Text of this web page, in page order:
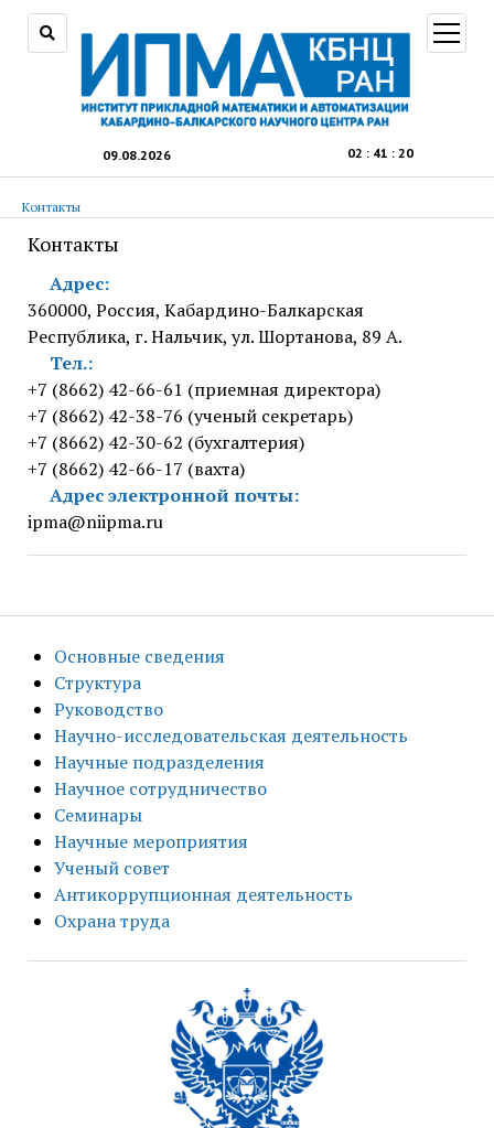
09.08.2026 02 : 41 : 21
меню
Основные сведения
Структура
Руководство
Научно-исследовательская деятельность
Научные подразделения
Научное сотрудничество
Семинары
Научные мероприятия
Ученый совет
Антикоррупционная деятельность
Охрана труда
Контакты
Контакты
Адрес:
360000, Россия, Кабардино-Балкарская
Республика, г. Нальчик, ул. Шортанова, 89 А.
Тел.:
+7 (8662) 42-66-61 (приемная директора)
+7 (8662) 42-38-76 (ученый секретарь)
+7 (8662) 42-30-62 (бухгалтерия)
+7 (8662) 42-66-17 (вахта)
Адрес электронной почты:
ipma@niipma.ru